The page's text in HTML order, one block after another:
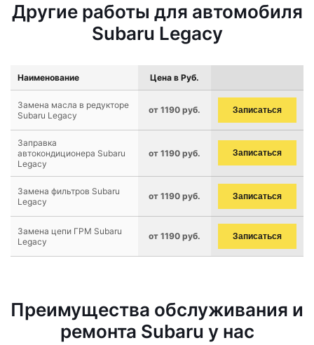
Другие работы для автомобиля
Subaru Legacy
Наименование Цена в Руб.
Замена масла в редукторе
Subaru Legacy
от 1190 руб. Записаться
Заправка
автокондиционера Subaru
Legacy
от 1190 руб. Записаться
Замена фильтров Subaru
Legacy
от 1190 руб. Записаться
Замена цепи ГРМ Subaru
Legacy
от 1190 руб. Записаться
Преимущества обслуживания и
ремонта Subaru у нас